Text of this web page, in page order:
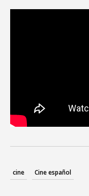
cine Cine español